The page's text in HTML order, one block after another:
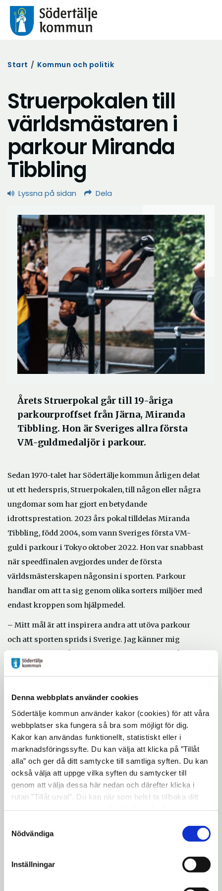
Denna webbplats använder cookies
Södertälje kommun använder kakor (cookies) för att våra
webbplatser ska fungera så bra som möjligt för dig.
Kakor kan användas funktionellt, statistiskt eller i
marknadsföringssyfte. Du kan välja att klicka på ”Tillåt
alla” och ger då ditt samtycke till samtliga syften. Du kan
också välja att uppge vilka syften du samtycker till
genom att välja dessa här nedan och därefter klicka i
rutan ”Tillåt urval”. Du kan när som helst ta tillbaka ditt
"Visa detaljer" kan du läsa om hur kakorna används och
hur vi och våra leverantörer inhämtar och behandlar
Nödvändiga
Inställningar
Start / Kommun och politik
Struerpokalen till
världsmästaren i
parkour Miranda
Tibbling
Lyssna på sidan Dela
Årets Struerpokal går till 19-åriga
parkourproffset från Järna, Miranda
Tibbling. Hon är Sveriges allra första
VM-guldmedaljör i parkour.
Sedan 1970-talet har Södertälje kommun årligen delat
ut ett hederspris, Struerpokalen, till någon eller några
ungdomar som har gjort en betydande
idrottsprestation. 2023 års pokal tilldelas Miranda
Tibbling, född 2004, som vann Sveriges första VM-
guld i parkour i Tokyo oktober 2022. Hon var snabbast
när speedfinalen avgjordes under de första
världsmästerskapen någonsin i sporten. Parkour
handlar om att ta sig genom olika sorters miljöer med
endast kroppen som hjälpmedel.
– Mitt mål är att inspirera andra att utöva parkour
och att sporten sprids i Sverige. Jag känner mig
säger Miranda Tibbling.
parkour-VM 2022 som arrangerades för första
gången. I en tuff sport tillhör Järnatjejen Miranda
yttersta världseliten. Med mod, säkerhet och stor
kunnighet visar hon vem som är värdig världsmästare.
– Det är alltid roligt att dela ut Struerpokalen till unga
idrottstalanger och visa kommunens uppskattning
har visat en fantastisk drivkraft och skicklighet inom
sin sport. Vi ser fram emot att följa hennes fortsatta
karriär, säger Boel Godner (S), kommunstyrelsens